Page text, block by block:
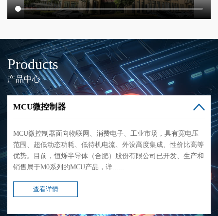
Products
产品中心
MCU微控制器
MCU微控制器面向物联网、消费电子、工业市场，具有宽电压
范围、超低动态功耗、低待机电流、外设高度集成、性价比高等
优势。目前，恒烁半导体（合肥）股份有限公司已开发、生产和
销售属于M0系列的MCU产品，详......
查看详情